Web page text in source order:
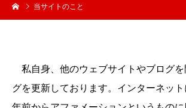
当サイトのこと
私自身、他のウェブサイトやブログを
グを更新しております。インターネッ